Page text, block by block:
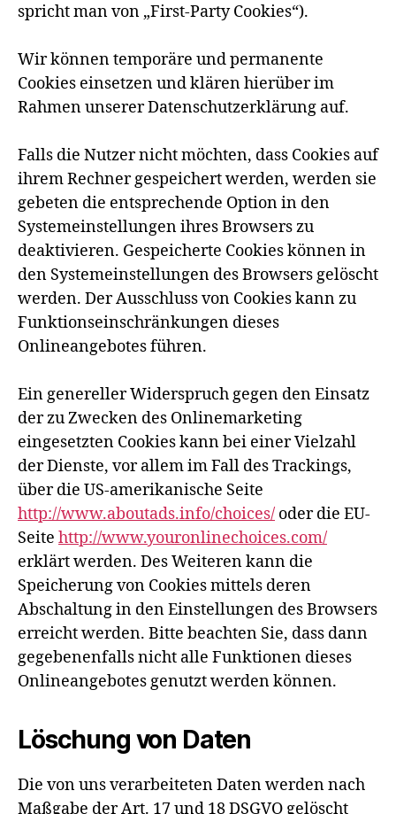
spricht man von „First-Party Cookies“).
Wir können temporäre und permanente
Cookies einsetzen und klären hierüber im
Rahmen unserer Datenschutzerklärung auf.
Falls die Nutzer nicht möchten, dass Cookies auf
ihrem Rechner gespeichert werden, werden sie
gebeten die entsprechende Option in den
Systemeinstellungen ihres Browsers zu
deaktivieren. Gespeicherte Cookies können in
den Systemeinstellungen des Browsers gelöscht
werden. Der Ausschluss von Cookies kann zu
Funktionseinschränkungen dieses
Onlineangebotes führen.
Ein genereller Widerspruch gegen den Einsatz
der zu Zwecken des Onlinemarketing
eingesetzten Cookies kann bei einer Vielzahl
der Dienste, vor allem im Fall des Trackings,
über die US-amerikanische Seite
http://www.aboutads.info/choices/ oder die EU-
Seite http://www.youronlinechoices.com/
erklärt werden. Des Weiteren kann die
Speicherung von Cookies mittels deren
Abschaltung in den Einstellungen des Browsers
erreicht werden. Bitte beachten Sie, dass dann
gegebenenfalls nicht alle Funktionen dieses
Onlineangebotes genutzt werden können.
Löschung von Daten
Die von uns verarbeiteten Daten werden nach
Maßgabe der Art. 17 und 18 DSGVO gelöscht